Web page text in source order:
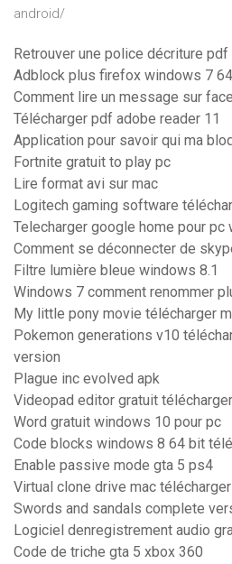
android/
Retrouver une police décriture pdf
Adblock plus firefox windows 7
Comment lire un message sur
Télécharger pdf adobe reader 11
Application pour savoir qui ma
Fortnite gratuit to play pc
Lire format avi sur mac
Logitech gaming software
Telecharger google home pour pc
Comment se déconnecter de
Filtre lumière bleue windows 8.1
Windows 7 comment renommer
My little pony movie télécharger
Pokemon generations v10
version
Plague inc evolved apk
Videopad editor gratuit
Word gratuit windows 10 pour pc
Code blocks windows 8 64 bit
Enable passive mode gta 5 ps4
Virtual clone drive mac télécharger
Swords and sandals complete
Logiciel denregistrement audio
Code de triche gta 5 xbox 360